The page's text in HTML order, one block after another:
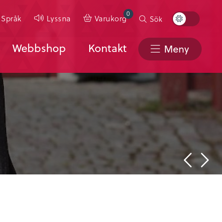
Språk Lyssna Varukorg0
Sök
Toggle
Color
Scheme
Webbshop Kontakt Meny